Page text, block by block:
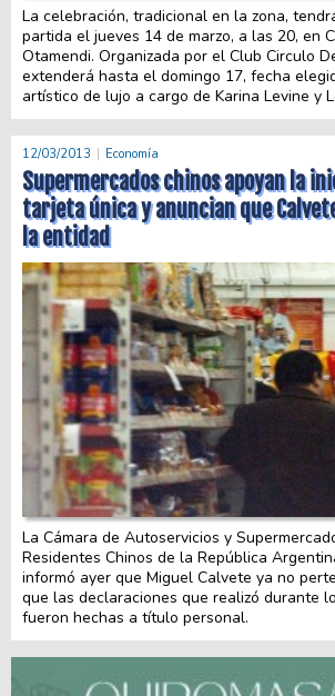
La celebración, tradicional en la zona,
partida el jueves 14 de marzo, a las 20, en
Otamendi. Organizada por el Club Circulo
extenderá hasta el domingo 17, fecha
artístico de lujo a cargo de Karina Levine y
12/03/2013 Economía
Supermercados chinos apoyan la
tarjeta única y anuncian que
la entidad
La Cámara de Autoservicios y
Residentes Chinos de la República
informó ayer que Miguel Calvete ya no
que las declaraciones que realizó durante
fueron hechas a título personal.